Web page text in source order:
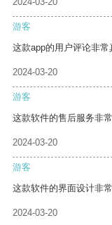
游客
这款app的用户评论非常
2024-03-20
游客
这款软件的售后服务非
2024-03-20
游客
这款软件的界面设计非
2024-03-20